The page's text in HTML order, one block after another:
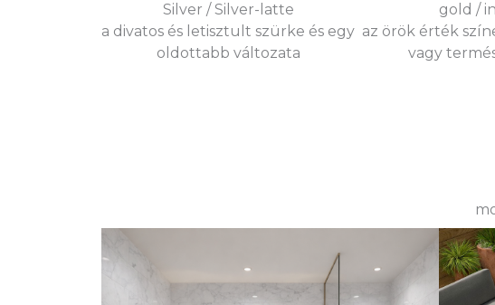
Silver / Silver-latte
a divatos és letisztult szürke és egy
oldottabb változata
gold /
az örök érték
vagy